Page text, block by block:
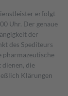
erfolgt
Uhr. Der genaue
der
des Spediteurs
pharmazeutische
die
Klärungen